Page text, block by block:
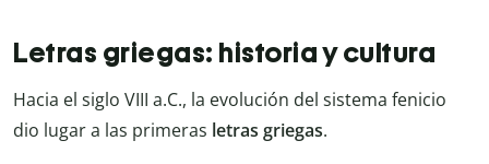
Letras griegas: historia y cultura
Hacia el siglo VIII a.C., la evolución del sistema fenicio
dio lugar a las primeras letras griegas.